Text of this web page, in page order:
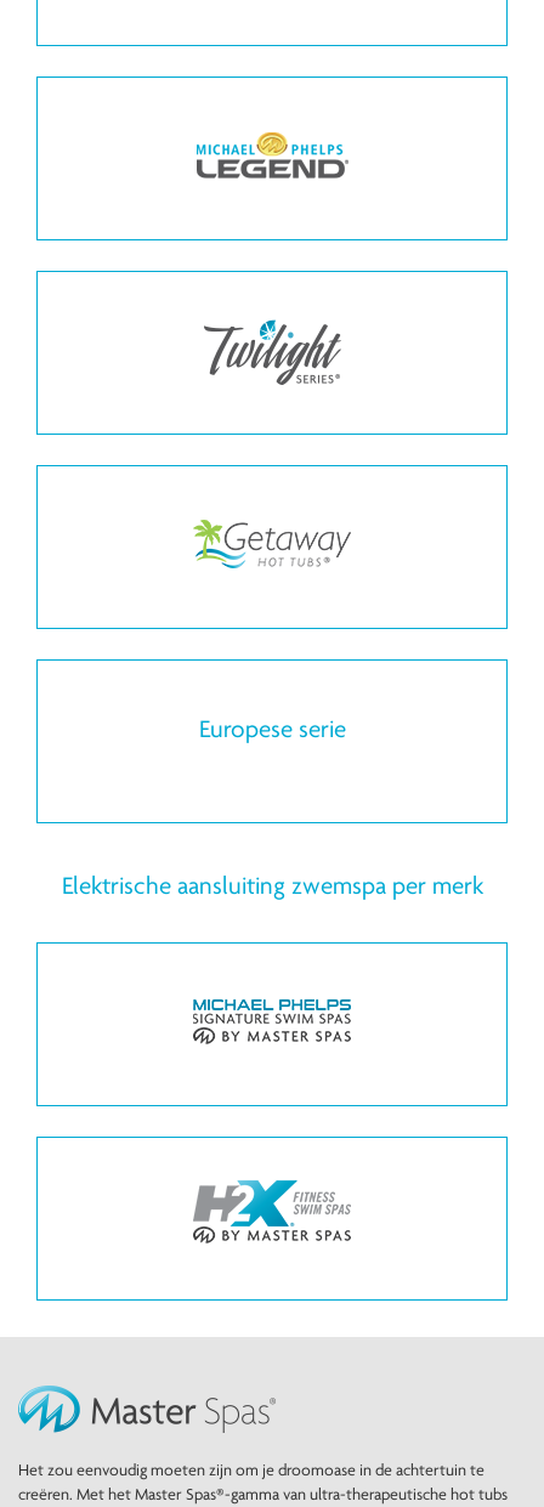
Europese serie
Elektrische aansluiting zwemspa per merk
Het zou eenvoudig moeten zijn om je droomoase in de achtertuin te
creëren. Met het Master Spas®-gamma van ultra-therapeutische hot tubs